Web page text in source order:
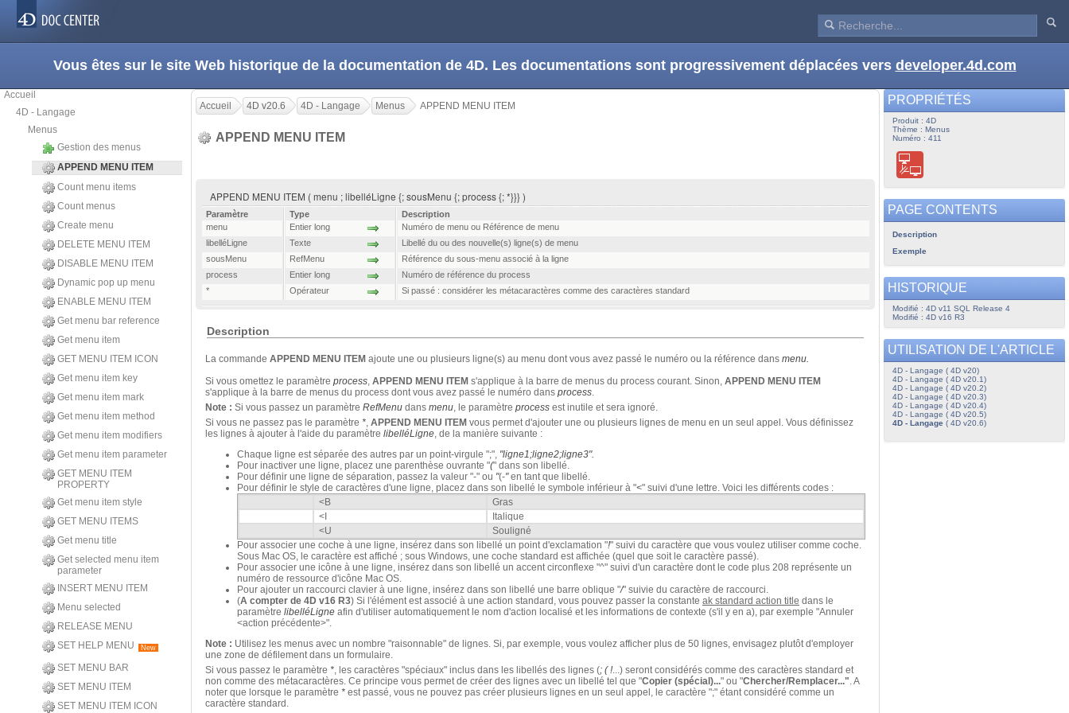
Vous êtes sur le site Web historique de la documentation de 4D. Les documentations sont progressivement déplacées vers developer.4d.com
Accueil
4D - Langage
Menus
Gestion des menus
APPEND MENU ITEM
Count menu items
Count menus
Create menu
DELETE MENU ITEM
DISABLE MENU ITEM
Dynamic pop up menu
ENABLE MENU ITEM
Get menu bar reference
Get menu item
GET MENU ITEM ICON
Get menu item key
Get menu item mark
Get menu item method
Get menu item modifiers
Get menu item parameter
GET MENU ITEM
PROPERTY
Get menu item style
GET MENU ITEMS
Get menu title
Get selected menu item
parameter
INSERT MENU ITEM
Menu selected
RELEASE MENU
SET HELP MENU
New
SET MENU BAR
SET MENU ITEM
SET MENU ITEM ICON
Accueil 4D v20.6 4D - Langage Menus APPEND MENU ITEM
APPEND MENU ITEM
APPEND MENU ITEM ( menu ; libelléLigne {; sousMenu {; process {; *}}} )
Paramètre Type
Description
menu
Entier long
Numéro de menu ou Référence de menu
libelléLigne
Texte
Libellé du ou des nouvelle(s) ligne(s) de menu
sousMenu
RefMenu
Référence du sous-menu associé à la ligne
process
Entier long
Numéro de référence du process
*
Opérateur Si passé : considérer les métacaractères comme des caractères standard
Description
La commande APPEND MENU ITEM ajoute une ou plusieurs ligne(s) au menu dont vous avez passé le numéro ou la référence dans menu.
Si vous omettez le paramètre process, APPEND MENU ITEM s'applique à la barre de menus du process courant. Sinon, APPEND MENU ITEM
s'applique à la barre de menus du process dont vous avez passé le numéro dans process.
Note : Si vous passez un paramètre RefMenu dans menu, le paramètre process est inutile et sera ignoré.
Si vous ne passez pas le paramètre *, APPEND MENU ITEM vous permet d'ajouter une ou plusieurs lignes de menu en un seul appel. Vous définissez
les lignes à ajouter à l'aide du paramètre libelléLigne, de la manière suivante :
Chaque ligne est séparée des autres par un point-virgule ";", "ligne1;ligne2;ligne3".
Pour inactiver une ligne, placez une parenthèse ouvrante "(" dans son libellé.
Pour définir une ligne de séparation, passez la valeur "-" ou "(-"en tant que libellé.
Pour définir le style de caractères d'une ligne, placez dans son libellé le symbole inférieur à "<" suivi d'une lettre. Voici les différents codes :
<B
Gras
<I
Italique
<U
Souligné
Pour associer une coche à une ligne, insérez dans son libellé un point d'exclamation "!" suivi du caractère que vous voulez utiliser comme coche.
Sous Mac OS, le caractère est affiché ; sous Windows, une coche standard est affichée (quel que soit le caractère passé).
Pour associer une icône à une ligne, insérez dans son libellé un accent circonflexe "^" suivi d'un caractère dont le code plus 208 représente un
numéro de ressource d'icône Mac OS.
Pour ajouter un raccourci clavier à une ligne, insérez dans son libellé une barre oblique "/" suivie du caractère de raccourci.
(A compter de 4D v16 R3) Si l'élément est associé à une action standard, vous pouvez passer la constante ak standard action title dans le
paramètre libelléLigne afin d'utiliser automatiquement le nom d'action localisé et les informations de contexte (s'il y en a), par exemple "Annuler
<action précédente>".
Note : Utilisez les menus avec un nombre "raisonnable" de lignes. Si, par exemple, vous voulez afficher plus de 50 lignes, envisagez plutôt d'employer
une zone de défilement dans un formulaire.
Si vous passez le paramètre *, les caractères "spéciaux" inclus dans les libellés des lignes (; ( !...) seront considérés comme des caractères standard et
non comme des métacaractères. Ce principe vous permet de créer des lignes avec un libellé tel que "Copier (spécial)..." ou "Chercher/Remplacer...". A
noter que lorsque le paramètre * est passé, vous ne pouvez pas créer plusieurs lignes en un seul appel, le caractère ";" étant considéré comme un
caractère standard.
PROPRIÉTÉS
Produit : 4D
Thème : Menus
Numéro : 411
PAGE CONTENTS
Description
Exemple
HISTORIQUE
Modifié : 4D v11 SQL Release 4
Modifié : 4D v16 R3
UTILISATION DE L'ARTICLE
4D - Langage ( 4D v20)
4D - Langage ( 4D v20.1)
4D - Langage ( 4D v20.2)
4D - Langage ( 4D v20.3)
4D - Langage ( 4D v20.4)
4D - Langage ( 4D v20.5)
4D - Langage( 4D v20.6)